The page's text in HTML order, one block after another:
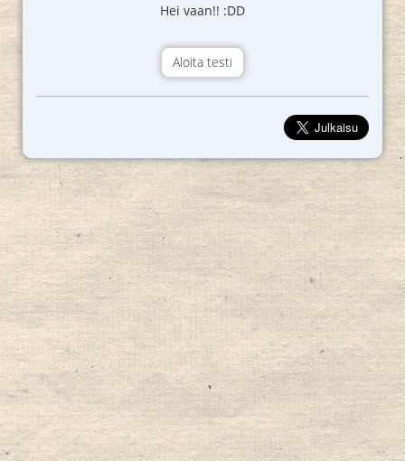
Hei vaan!! :DD
Aloita testi